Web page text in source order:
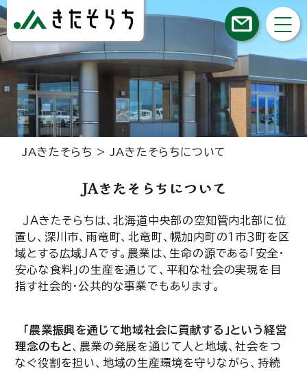
JAきたそらち >JAきたそらちについて
JAきたそらちについて
ＪＡきたそらちは、北海道中央部の空知管内北部に位
置し、深川市、雨竜町、北竜町、幌加内町の１市３町を区
域とする広域ＪＡです。農業は、生命の源である「安全・
安心な食料」の生産を通じて、平和な社会の実現を目
指す社会的・公共的な事業でもあります。
「農業振興を通じて地域社会に貢献する」という経営
理念のもと、農業の発展を通じて人と地域、社会をつ
なぐ役割を担い、地域の生産環境を守りながら、持続